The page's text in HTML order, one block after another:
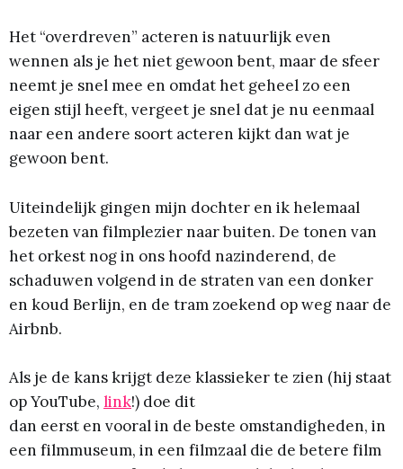
Het “overdreven” acteren is natuurlijk even
wennen als je het niet gewoon bent, maar de sfeer
neemt je snel mee en omdat het geheel zo een
eigen stijl heeft, vergeet je snel dat je nu eenmaal
naar een andere soort acteren kijkt dan wat je
gewoon bent.
Uiteindelijk gingen mijn dochter en ik helemaal
bezeten van filmplezier naar buiten. De tonen van
het orkest nog in ons hoofd nazinderend, de
schaduwen volgend in de straten van een donker
en koud Berlijn, en de tram zoekend op weg naar de
Airbnb.
Als je de kans krijgt deze klassieker te zien (hij staat
op YouTube, link!) doe dit
dan eerst en vooral in de beste omstandigheden, in
een filmmuseum, in een filmzaal die de betere film